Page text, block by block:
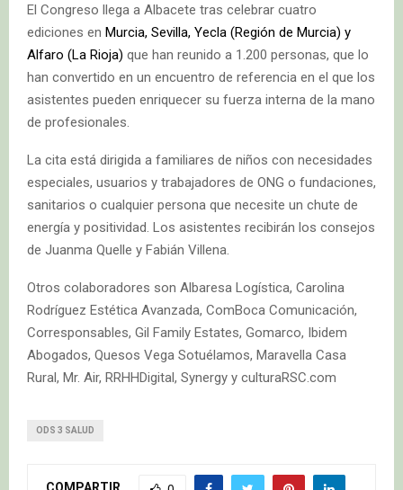
El Congreso llega a Albacete tras celebrar cuatro
ediciones en Murcia, Sevilla, Yecla (Región de Murcia) y
Alfaro (La Rioja) que han reunido a 1.200 personas, que lo
han convertido en un encuentro de referencia en el que los
asistentes pueden enriquecer su fuerza interna de la mano
de profesionales.
La cita está dirigida a familiares de niños con necesidades
especiales, usuarios y trabajadores de ONG o fundaciones,
sanitarios o cualquier persona que necesite un chute de
energía y positividad. Los asistentes recibirán los consejos
de Juanma Quelle y Fabián Villena.
Otros colaboradores son Albaresa Logística, Carolina
Rodríguez Estética Avanzada, ComBoca Comunicación,
Corresponsables, Gil Family Estates, Gomarco, Ibidem
Abogados, Quesos Vega Sotuélamos, Maravella Casa
Rural, Mr. Air, RRHHDigital, Synergy y culturaRSC.com
ODS 3 SALUD